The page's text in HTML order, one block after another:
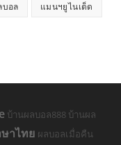
บอล แมนฯยูไนเต็ด
บ้านผลบอล888 บ้านผล
าไทย ผลบอลเมื่อคืน